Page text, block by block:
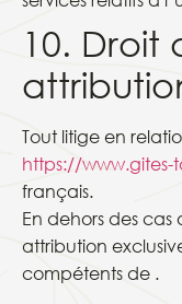
10.
Tout litige en
https://www.gites-
français.
En dehors des cas
attribution
compétents de .